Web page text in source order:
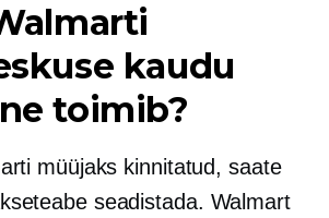
kaudu
toimib?
müüjaks kinnitatud, saate
seadistada. Walmart